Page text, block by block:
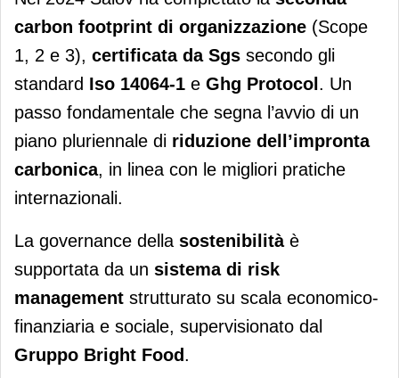
carbon footprint di organizzazione (Scope
1, 2 e 3), certificata da Sgs secondo gli
standard Iso 14064-1 e Ghg Protocol . Un
passo fondamentale che segna l’avvio di un
piano pluriennale di riduzione dell’impronta
carbonica, in linea con le migliori pratiche
internazionali.
La governance della sostenibilità è
supportata da un sistema di risk
management strutturato su scala economico-
finanziaria e sociale, supervisionato dal
Gruppo Bright Food.